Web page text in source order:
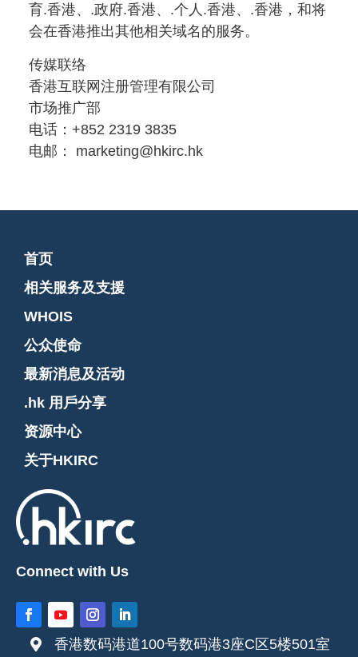
育.香港、.政府.香港、.个人.香港、.香港，和将
会在香港推出其他相关域名的服务。
传媒联络
香港互联网注册管理有限公司
市场推广部
电话：+852 2319 3835
电邮： marketing@hkirc.hk
首页
相关服务及支援
WHOIS
公众使命
最新消息及活动
.hk 用戶分享
资源中心
关于HKIRC
Connect with Us
 香港数码港道100号数码港3座C区5楼501室